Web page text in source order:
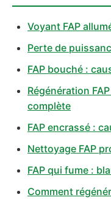
Voyant FAP
Perte de
FAP bouché :
Régénération
complète
FAP encrassé :
Nettoyage FAP
FAP qui fume :
Comment